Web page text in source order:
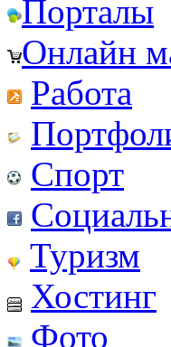
Порталы
Онлайн
Работа
Спорт
Туризм
Хостинг
Фото